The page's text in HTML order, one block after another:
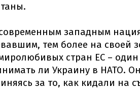
западным
тем более на своей
стран ЕС –
ли Украину в НАТО.
за то, как кидали на